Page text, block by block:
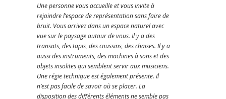
Une personne vous accueille et vous invite à
rejoindre l’espace de représentation sans faire de
bruit. Vous arrivez dans un espace naturel avec
vue sur le paysage autour de vous. Il y a des
transats, des tapis, des coussins, des chaises. Il y a
aussi des instruments, des machines à sons et des
objets insolites qui semblent servir aux musiciens.
Une régie technique est également présente. Il
n’est pas facile de savoir où se placer. La
disposition des différents éléments ne semble pas